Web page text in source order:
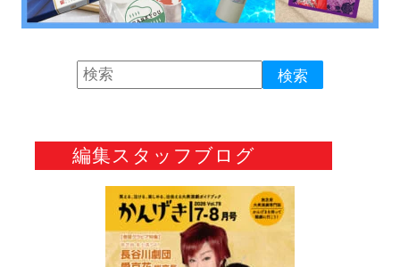
編集スタッフブログ